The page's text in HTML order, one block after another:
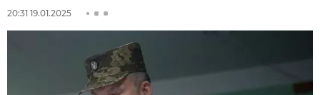
20:31 19.01.2025